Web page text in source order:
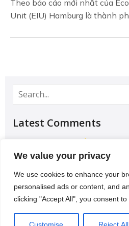
We value your privacy
We use cookies to enhance your
personalised ads or content, and
clicking "Accept All", you consent to
Theo báo cáo mới nhất của
Unit (EIU) Hamburg là thành
Latest Comments
Học Đại học để có tương lai
Sividuc.orgonChọn ngành
12/08/2016
[…] lại thì lại thiếu các kĩ
thợ. Theo
học: sinh viên…